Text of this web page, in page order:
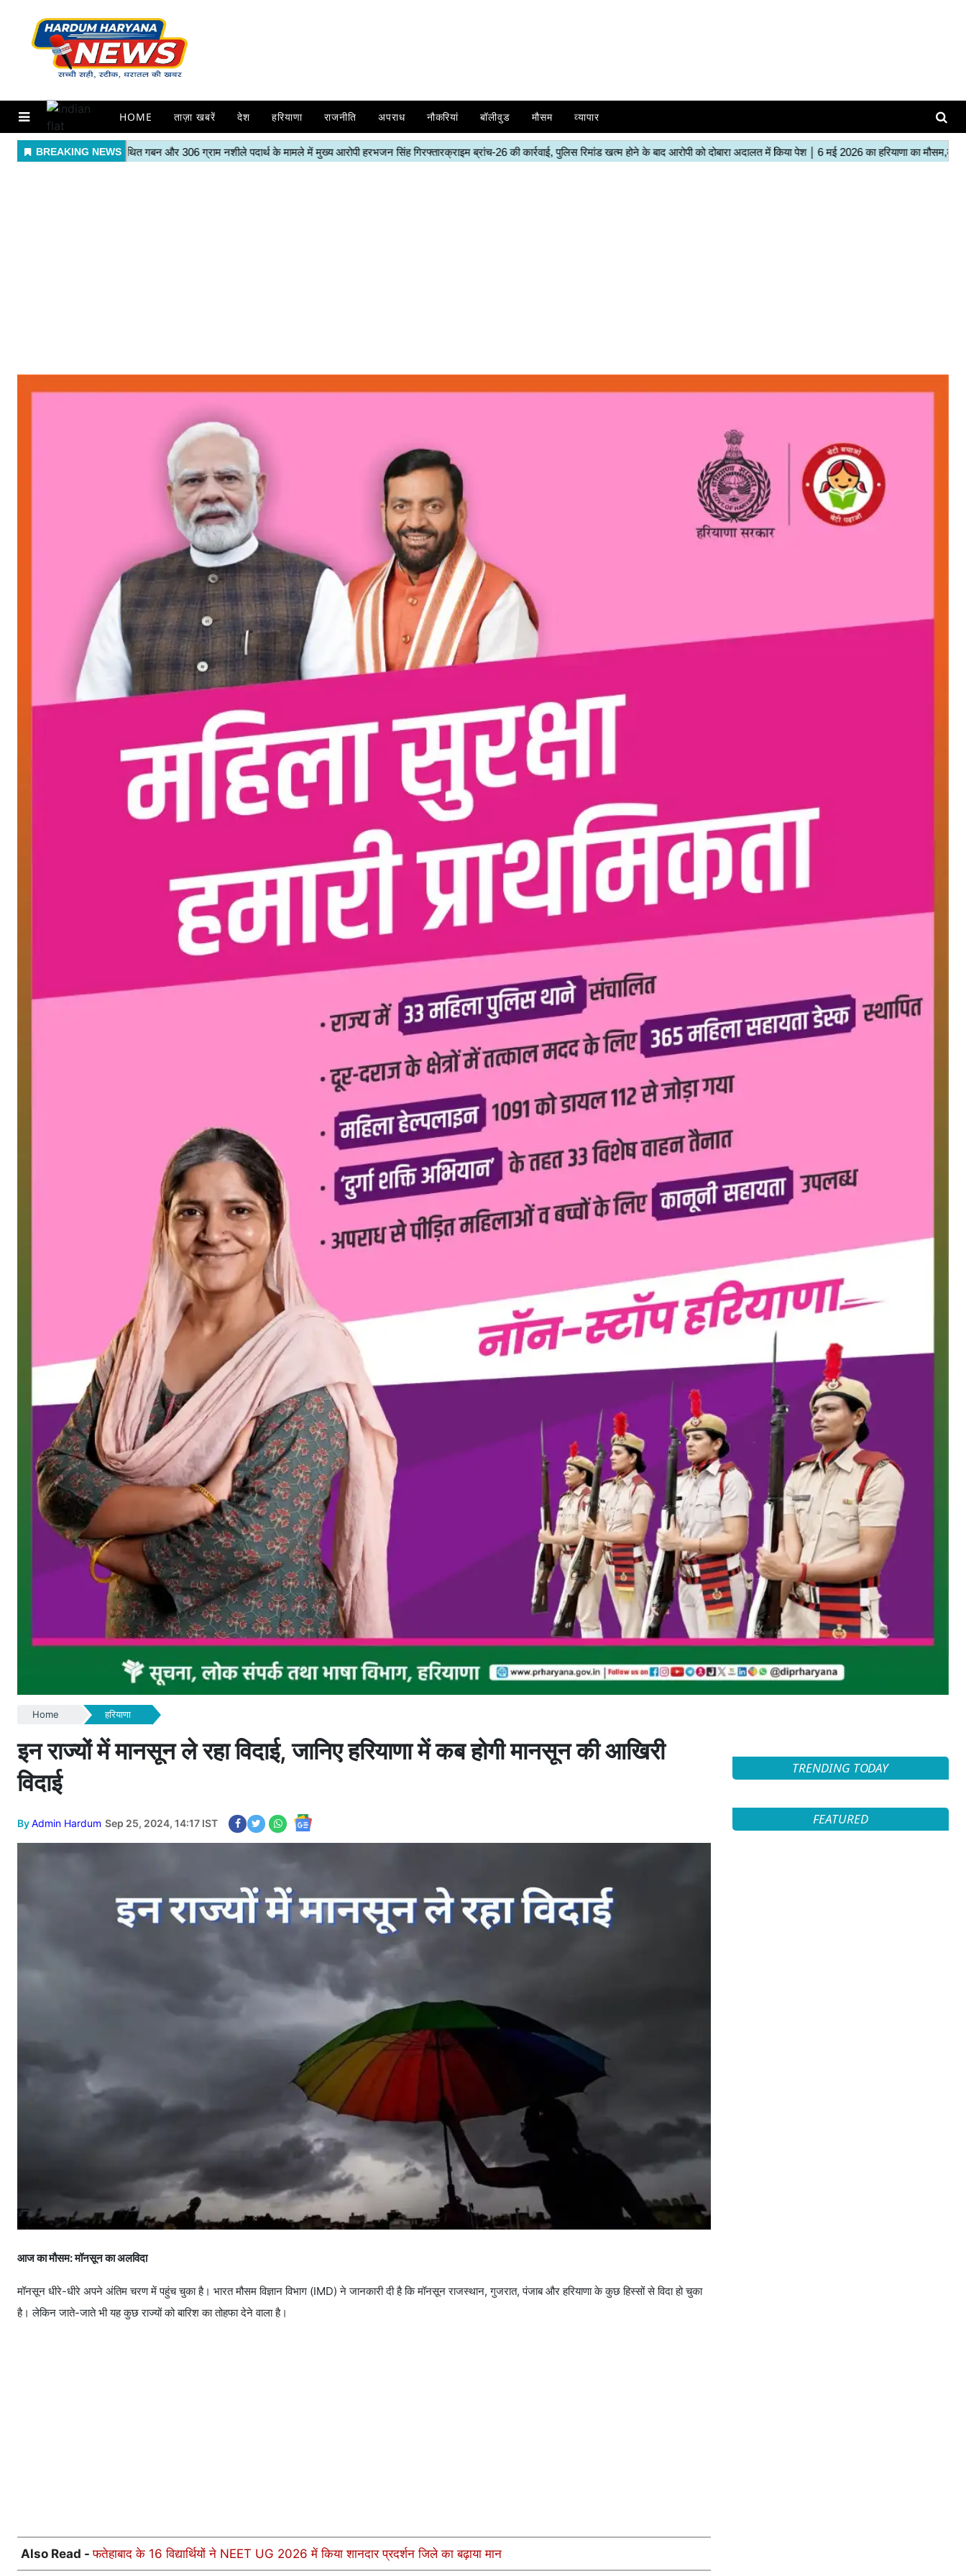
HOME ताज़ा खबरें देश हरियाणा राजनीति अपराध नौकरियां बॉलीवुड मौसम व्यापार
Home हरियाणा
इन राज्यों में मानसून ले रहा विदाई, जानिए हरियाणा में कब होगी मानसून की आखिरी
विदाई
ByAdmin Hardum Sep 25, 2024, 14:17 IST
आज का मौसम: मॉनसून का अलविदा
मॉनसून धीरे-धीरे अपने अंतिम चरण में पहुंच चुका है। भारत मौसम विज्ञान विभाग (IMD) ने जानकारी दी है कि मॉनसून राजस्थान, गुजरात, पंजाब और हरियाणा के कुछ हिस्सों से विदा हो चुका
है। लेकिन जाते-जाते भी यह कुछ राज्यों को बारिश का तोहफा देने वाला है।
Also Read -फतेहाबाद के 16 विद्यार्थियों ने NEET UG 2026 में किया शानदार प्रदर्शन जिले का बढ़ाया मान
TRENDING TODAY
FEATURED